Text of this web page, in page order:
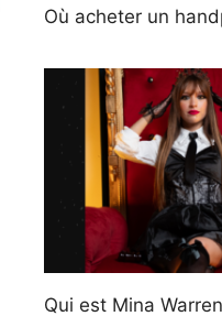
Où acheter un
Qui est Mina